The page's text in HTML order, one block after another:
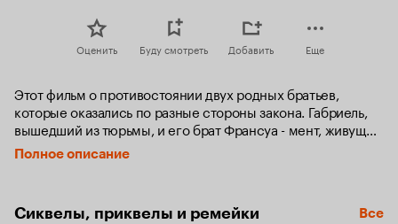
Оценить Буду смотреть Добавить Еще
Этот фильм о противостоянии двух родных братьев,
которые оказались по разные стороны закона. Габриель,
вышедший из тюрьмы, и его брат Франсуа - мент, живущий
в мире жестокости и интриг, влюбленный в жену
гангстера, которого он когда-то упрятал на зону…
Полное описание
Сиквелы, приквелы и ремейки Все